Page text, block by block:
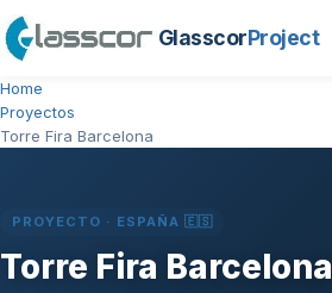
GlasscorProject
Home
Proyectos
Torre Fira Barcelona
PROYECTO · ESPAÑA 🇪🇸
Torre Fira Barcelona